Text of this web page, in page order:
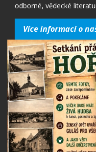
odborné, vědecké
Více informací o